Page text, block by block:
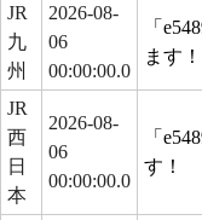
JR
九
州
2026-08-
06
00:00:00.0
「
ます
JR
西
日
本
2026-08-
06
00:00:00.0
「
す！